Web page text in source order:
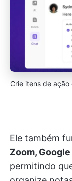
Crie itens de
Ele também
Zoom,
permitindo